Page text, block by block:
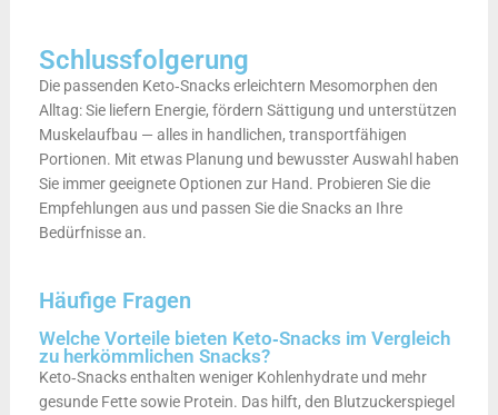
Schlussfolgerung
Die passenden Keto‑Snacks erleichtern Mesomorphen den
Alltag: Sie liefern Energie, fördern Sättigung und unterstützen
Muskelaufbau — alles in handlichen, transportfähigen
Portionen. Mit etwas Planung und bewusster Auswahl haben
Sie immer geeignete Optionen zur Hand. Probieren Sie die
Empfehlungen aus und passen Sie die Snacks an Ihre
Bedürfnisse an.
Häufige Fragen
Welche Vorteile bieten Keto‑Snacks im Vergleich
zu herkömmlichen Snacks?
Keto‑Snacks enthalten weniger Kohlenhydrate und mehr
gesunde Fette sowie Protein. Das hilft, den Blutzuckerspiegel